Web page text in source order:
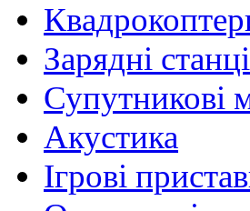
Зарядні
Супутникові
Акустика
Ігрові